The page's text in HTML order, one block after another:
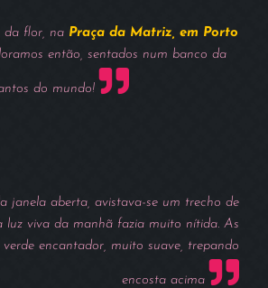
flor, na Praça da Matriz, em Porto
então, sentados num banco da
do mundo!
janela aberta, avistava-se um trecho de
luz viva da manhã fazia muito nítida. As
encantador, muito suave, trepando
encosta acima